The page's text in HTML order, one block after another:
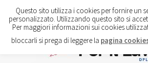
Questo sito utilizza i cookies per fornire un
personalizzato. Utilizzando questo sito si
Per maggiori informazioni sui cookies
bloccarli si prega di leggere la pagina